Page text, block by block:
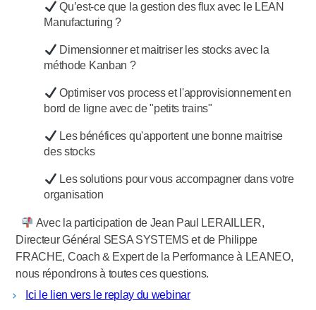
Qu’est-ce que la gestion des flux avec le LEAN
Manufacturing ?
Dimensionner et maitriser les stocks avec la
méthode Kanban ?
Optimiser vos process et l'approvisionnement en
bord de ligne avec de "petits trains"
Les bénéfices qu'apportent une bonne maitrise
des stocks
Les solutions pour vous accompagner dans votre
organisation
Avec la participation de Jean Paul LERAILLER,
Directeur Général SESA SYSTEMS et de Philippe
FRACHE, Coach & Expert de la Performance à LEANEO,
nous répondrons à toutes ces questions.
Ici le lien vers le replay du webinar